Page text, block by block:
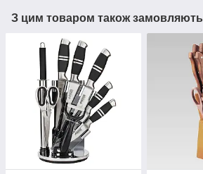
З цим товаром також замовляють